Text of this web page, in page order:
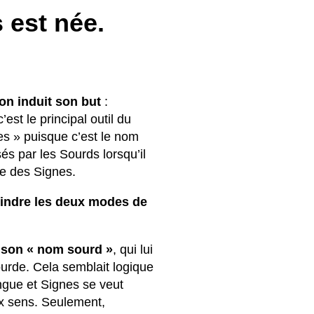
est née.
induit son but :
le principal outil du
» puisque c’est le nom
par les Sourds lorsqu’il
des Signes.
les deux modes de
« nom sourd », qui lui
Cela semblait logique
et Signes se veut
sens. Seulement,